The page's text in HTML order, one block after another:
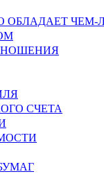
ОБЛАДАЕТ ЧЕМ-
СЧЕТА